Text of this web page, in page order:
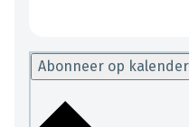
Abonneer op kalender